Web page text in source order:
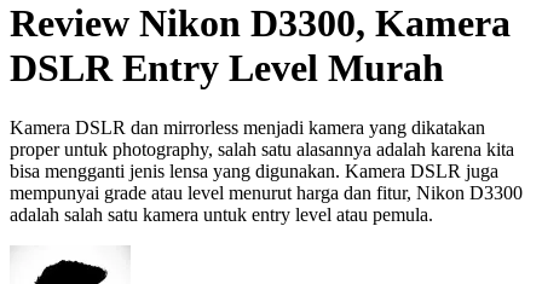
Review Nikon D3300, Kamera
DSLR Entry Level Murah
Kamera DSLR dan mirrorless menjadi kamera yang dikatakan
proper untuk photography, salah satu alasannya adalah karena kita
bisa mengganti jenis lensa yang digunakan. Kamera DSLR juga
mempunyai grade atau level menurut harga dan fitur, Nikon D3300
adalah salah satu kamera untuk entry level atau pemula.